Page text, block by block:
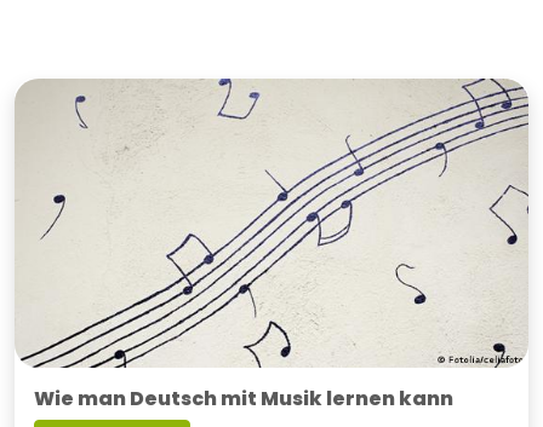
Wie man Deutsch mit Musik lernen kann